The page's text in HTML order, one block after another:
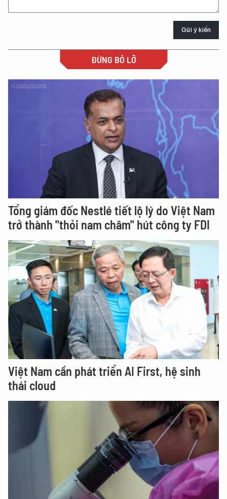
Gửi ý kiến
ĐỪNG BỎ LỠ
Tổng giám đốc Nestlé tiết lộ lý do Việt Nam
trở thành "thỏi nam châm" hút công ty FDI
Việt Nam cần phát triển AI First, hệ sinh
thái cloud